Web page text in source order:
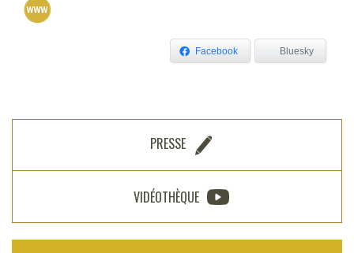
Facebook Bluesky
PRESSE
VIDÉOTHÈQUE